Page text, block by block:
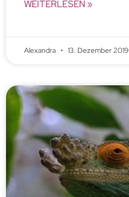
WEITERLESEN »
Alexandra 13. Dezember 2019